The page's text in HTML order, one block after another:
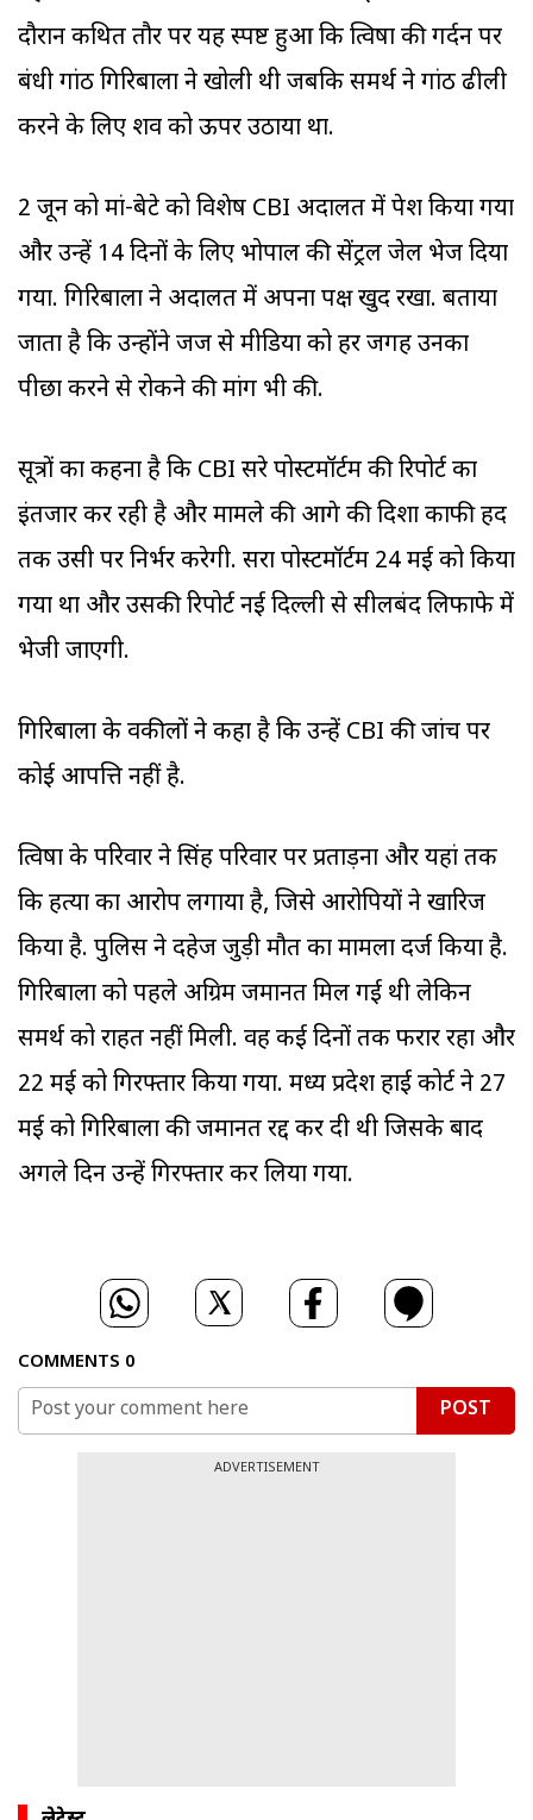
दौरान कथित तौर पर यह स्पष्ट हुआ कि त्विषा की गर्दन पर
बंधी गांठ गिरिबाला ने खोली थी जबकि समर्थ ने गांठ ढीली
करने के लिए शव को ऊपर उठाया था.
2 जून को मां-बेटे को विशेष CBI अदालत में पेश किया गया
और उन्हें 14 दिनों के लिए भोपाल की सेंट्रल जेल भेज दिया
गया. गिरिबाला ने अदालत में अपना पक्ष खुद रखा. बताया
जाता है कि उन्होंने जज से मीडिया को हर जगह उनका
पीछा करने से रोकने की मांग भी की.
सूत्रों का कहना है कि CBI दूसरे पोस्टमॉर्टम की रिपोर्ट का
इंतजार कर रही है और मामले की आगे की दिशा काफी हद
तक उसी पर निर्भर करेगी. दूसरा पोस्टमॉर्टम 24 मई को किया
गया था और उसकी रिपोर्ट नई दिल्ली से सीलबंद लिफाफे में
भेजी जाएगी.
गिरिबाला के वकीलों ने कहा है कि उन्हें CBI की जांच पर
कोई आपत्ति नहीं है.
त्विषा के परिवार ने सिंह परिवार पर प्रताड़ना और यहां तक
कि हत्या का आरोप लगाया है, जिसे आरोपियों ने खारिज
किया है. पुलिस ने दहेज जुड़ी मौत का मामला दर्ज किया है.
गिरिबाला को पहले अग्रिम जमानत मिल गई थी लेकिन
समर्थ को राहत नहीं मिली. वह कई दिनों तक फरार रहा और
22 मई को गिरफ्तार किया गया. मध्य प्रदेश हाई कोर्ट ने 27
मई को गिरिबाला की जमानत रद्द कर दी थी जिसके बाद
अगले दिन उन्हें गिरफ्तार कर लिया गया.
COMMENTS 0
POST
ADVERTISEMENT